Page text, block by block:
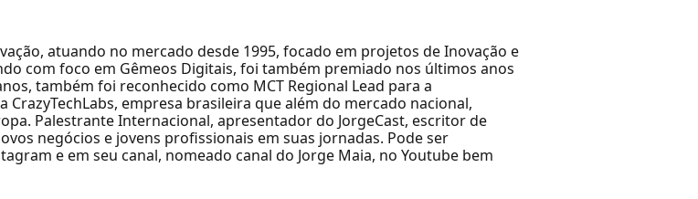
atuando no mercado desde 1995, focado em projetos de Inovação e
com foco em Gêmeos Digitais, foi também premiado nos últimos anos
também foi reconhecido como MCT Regional Lead para a
empresa brasileira que além do mercado nacional,
Palestrante Internacional, apresentador do JorgeCast, escritor de
negócios e jovens profissionais em suas jornadas. Pode ser
e em seu canal, nomeado canal do Jorge Maia, no Youtube bem